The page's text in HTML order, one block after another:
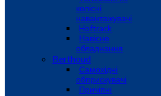
колісні
навантажувачі
Hoftrack
Навісне
обладнання
Berthoud
Самохідні
обприскувачі
Причіпні